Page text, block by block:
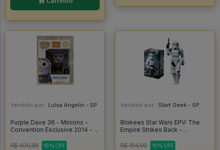
Vendido por: Luísa Angelin - SP
Purple Dave 36 - Minions -
Convention Exclusive 2014 - -
R$ 499,88
16% OFF
Vendido por: Start Geek - SP
Blokees Star Wars EPV: The
Empire Strikes Back -
R$ 194,90
10% OFF